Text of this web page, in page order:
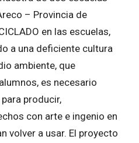
– Provincia de
en las escuelas,
a una deficiente cultura
ambiente, que
es necesario
producir,
con arte e ingenio en
volver a usar. El proyecto